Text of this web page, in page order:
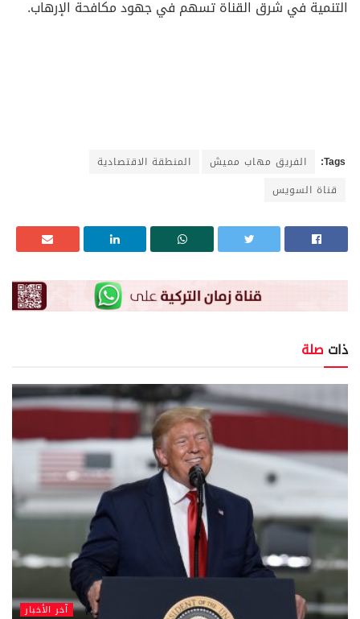
التنمية في شرق القناة تسهم في جهود مكافحة الإرهاب.
Tags: الفريق مهاب مميش
المنطقة الاقتصادية
قناة السويس
ذات صلة
آخر الأخبار